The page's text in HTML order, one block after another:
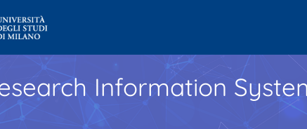
Information